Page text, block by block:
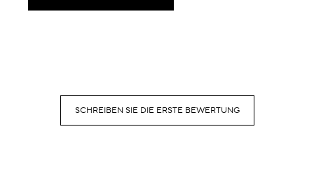
SCHREIBEN SIE DIE ERSTE BEWERTUNG